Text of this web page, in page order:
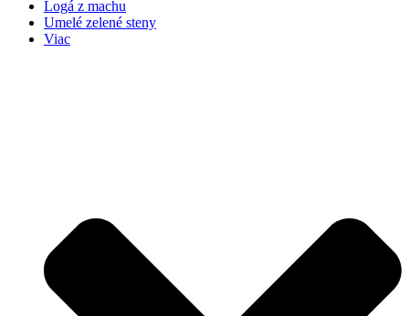
Logá z machu
Umelé zelené steny
Viac